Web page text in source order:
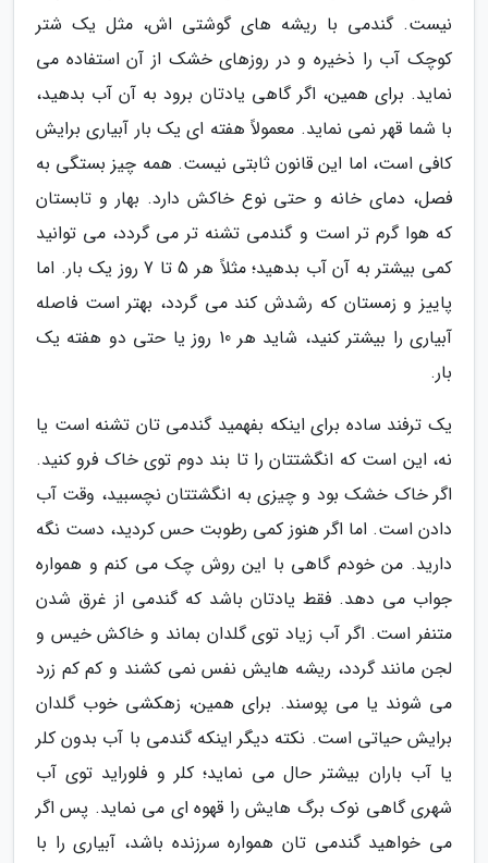
نیست. گندمی با ریشه های گوشتی اش، مثل یک شتر
کوچک آب را ذخیره و در روزهای خشک از آن استفاده می
نماید. برای همین، اگر گاهی یادتان برود به آن آب بدهید،
با شما قهر نمی نماید. معمولاً هفته ای یک بار آبیاری برایش
کافی است، اما این قانون ثابتی نیست. همه چیز بستگی به
فصل، دمای خانه و حتی نوع خاکش دارد. بهار و تابستان
که هوا گرم تر است و گندمی تشنه تر می گردد، می توانید
کمی بیشتر به آن آب بدهید؛ مثلاً هر 5 تا 7 روز یک بار. اما
پاییز و زمستان که رشدش کند می گردد، بهتر است فاصله
آبیاری را بیشتر کنید، شاید هر 10 روز یا حتی دو هفته یک
بار.
یک ترفند ساده برای اینکه بفهمید گندمی تان تشنه است یا
نه، این است که انگشتتان را تا بند دوم توی خاک فرو کنید.
اگر خاک خشک بود و چیزی به انگشتتان نچسبید، وقت آب
دادن است. اما اگر هنوز کمی رطوبت حس کردید، دست نگه
دارید. من خودم گاهی با این روش چک می کنم و همواره
جواب می دهد. فقط یادتان باشد که گندمی از غرق شدن
متنفر است. اگر آب زیاد توی گلدان بماند و خاکش خیس و
لجن مانند گردد، ریشه هایش نفس نمی کشند و کم کم زرد
می شوند یا می پوسند. برای همین، زهکشی خوب گلدان
برایش حیاتی است. نکته دیگر اینکه گندمی با آب بدون کلر
یا آب باران بیشتر حال می نماید؛ کلر و فلوراید توی آب
شهری گاهی نوک برگ هایش را قهوه ای می نماید. پس اگر
می خواهید گندمی تان همواره سرزنده باشد، آبیاری را با